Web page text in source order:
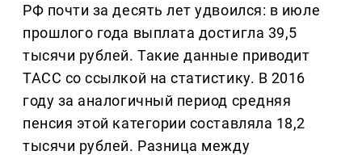
РФ почти за десять лет удвоился: в июле
прошлого года выплата достигла 39,5
тысячи рублей. Такие данные приводит
ТАСС со ссылкой на статистику. В 2016
году за аналогичный период средняя
пенсия этой категории составляла 18,2
тысячи рублей. Разница между